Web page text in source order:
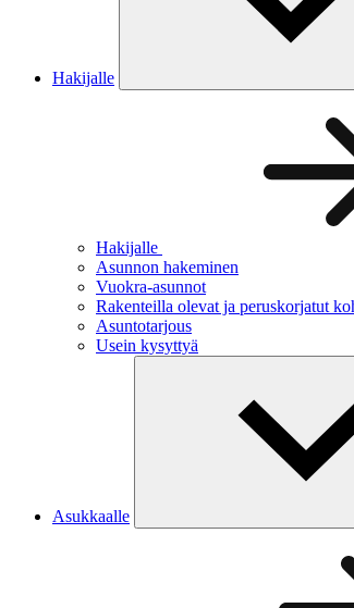
Hakijalle
Hakijalle
Asunnon hakeminen
Vuokra-asunnot
Rakenteilla olevat ja peruskorjatut
Asuntotarjous
Usein kysyttyä
Asukkaalle